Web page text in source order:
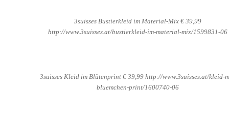
3suisses Bustierkleid im Material-Mix € 39,99
http://www.3suisses.at/bustierkleid-im-material-mix/1599831-06
3suisses Kleid im Blütenprint € 39,99 http://www.3suisses.at/kleid-
bluemchen-print/1600740-06